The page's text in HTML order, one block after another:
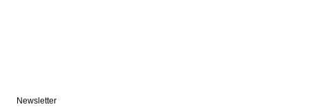
Newsletter